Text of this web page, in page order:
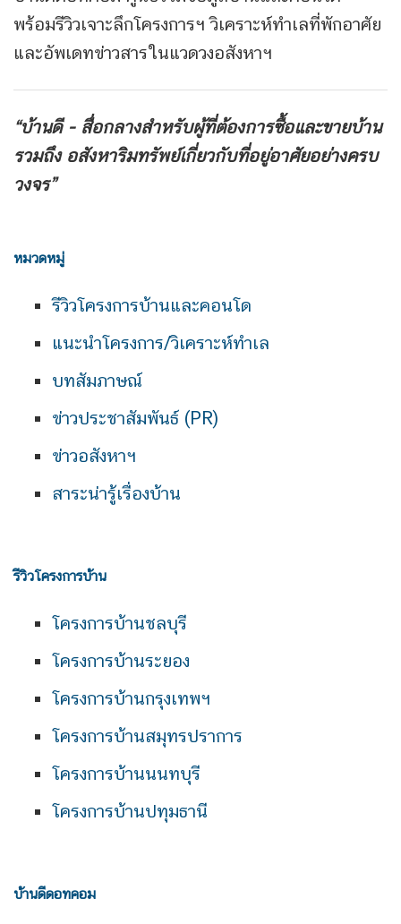
พร้อมรีวิวเจาะลึกโครงการฯ วิเคราะห์ทำเลที่พักอาศัย
และอัพเดทข่าวสารในแวดวงอสังหาฯ
“บ้านดี - สื่อกลางสำหรับผู้ที่ต้องการซื้อและขายบ้าน
รวมถึง อสังหาริมทรัพย์เกี่ยวกับที่อยู่อาศัยอย่างครบ
วงจร”
หมวดหมู่
รีวิวโครงการบ้านและคอนโด
แนะนำโครงการ/วิเคราะห์ทำเล
บทสัมภาษณ์
ข่าวประชาสัมพันธ์ (PR)
ข่าวอสังหาฯ
สาระน่ารู้เรื่องบ้าน
รีวิวโครงการบ้าน
โครงการบ้านชลบุรี
โครงการบ้านระยอง
โครงการบ้านกรุงเทพฯ
โครงการบ้านสมุทรปราการ
โครงการบ้านนนทบุรี
โครงการบ้านปทุมธานี
บ้านดีดอทคอม